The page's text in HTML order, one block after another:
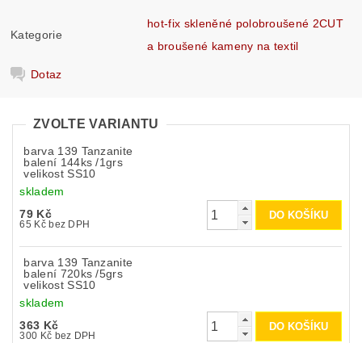
Kategorie
hot-fix skleněné polobroušené 2CUT
a broušené kameny na textil
Dotaz
ZVOLTE VARIANTU
barva 139 Tanzanite
balení 144ks /1grs
velikost SS10
skladem
79 Kč
65 Kč bez DPH
barva 139 Tanzanite
balení 720ks /5grs
velikost SS10
skladem
363 Kč
300 Kč bez DPH